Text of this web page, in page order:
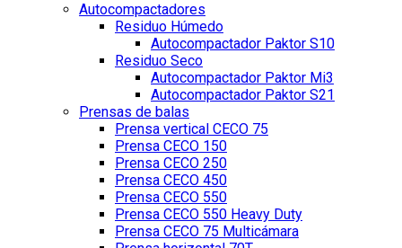
Autocompactadores
Residuo Húmedo
Autocompactador Paktor S10
Residuo Seco
Autocompactador Paktor Mi3
Autocompactador Paktor S21
Prensas de balas
Prensa vertical CECO 75
Prensa CECO 150
Prensa CECO 250
Prensa CECO 450
Prensa CECO 550
Prensa CECO 550 Heavy Duty
Prensa CECO 75 Multicámara